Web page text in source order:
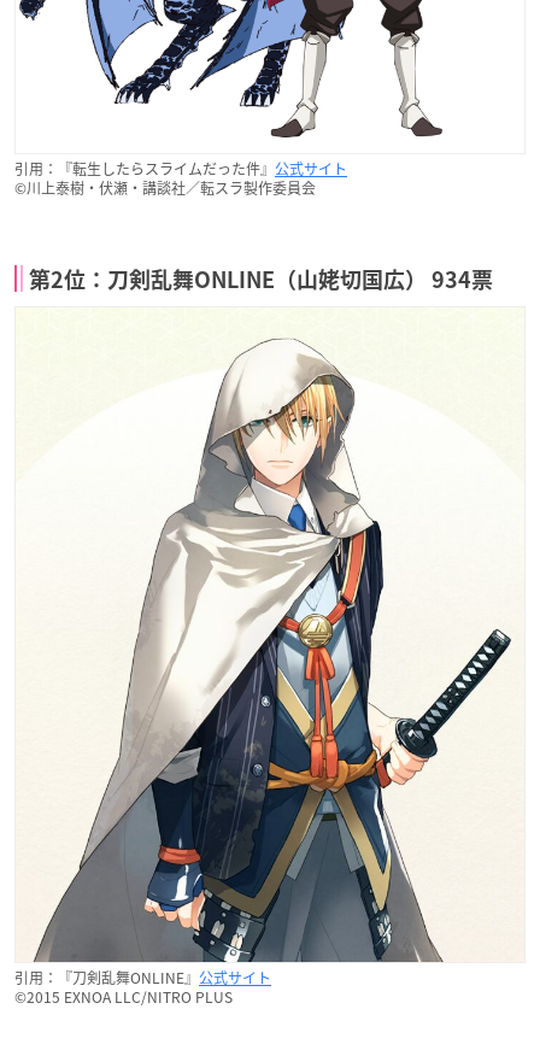
引用：『転生したらスライムだった件』 公式サイト
©川上泰樹・伏瀬・講談社／転スラ製作委員会
第2位：刀剣乱舞ONLINE（山姥切国広） 934票
引用：『刀剣乱舞ONLINE』 公式サイト
©2015 EXNOA LLC/NITRO PLUS